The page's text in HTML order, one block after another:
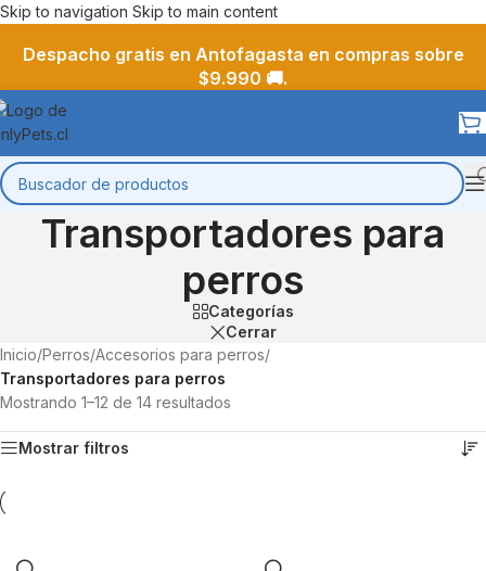
Skip to navigation Skip to main content
Despacho gratis en Antofagasta en compras sobre
$9.990 🚚.
Transportadores para
perros
Categorías
Cerrar
Inicio/Perros/Accesorios para perros/
Transportadores para perros
Mostrando 1–12 de 14 resultados
Mostrar filtros